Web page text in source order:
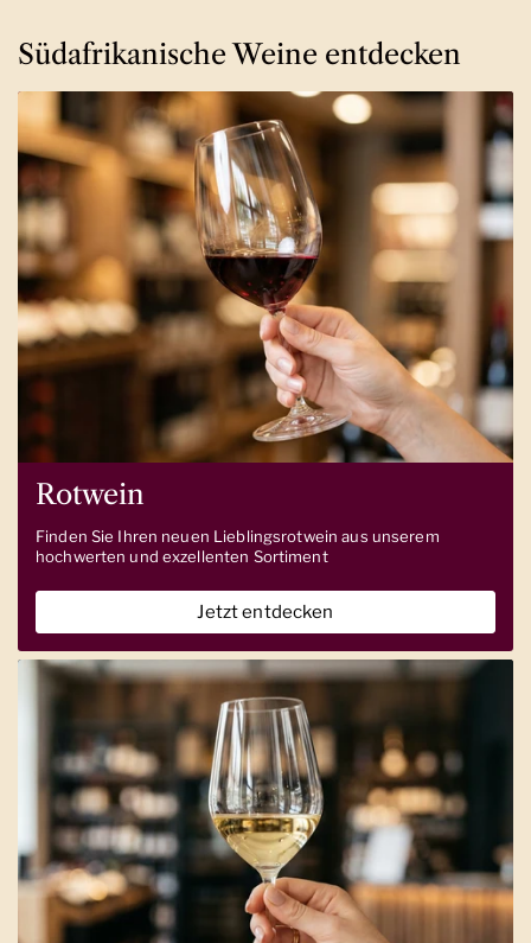
Südafrikanische Weine entdecken
Rotwein
Finden Sie Ihren neuen Lieblingsrotwein aus unserem
hochwerten und exzellenten Sortiment
Jetzt entdecken